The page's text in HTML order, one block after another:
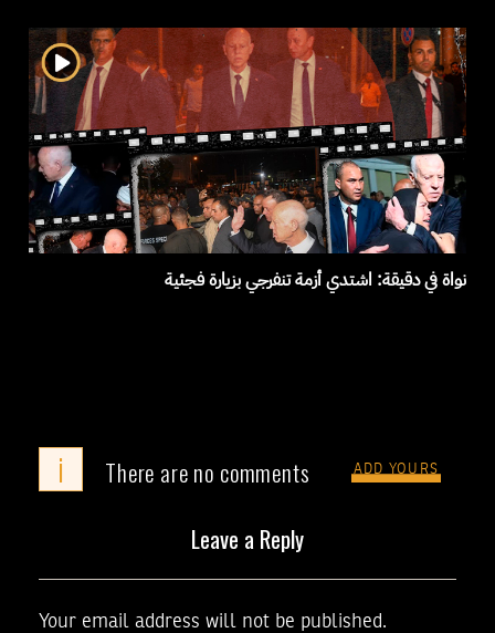
نواة في دقيقة: اشتدي أزمة تنفرجي بزيارة فجئية
i There are no comments ADD YOURS
Leave a Reply
Your email address will not be published.